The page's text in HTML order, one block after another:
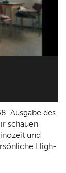
Ausgabe des
schauen
und
High-